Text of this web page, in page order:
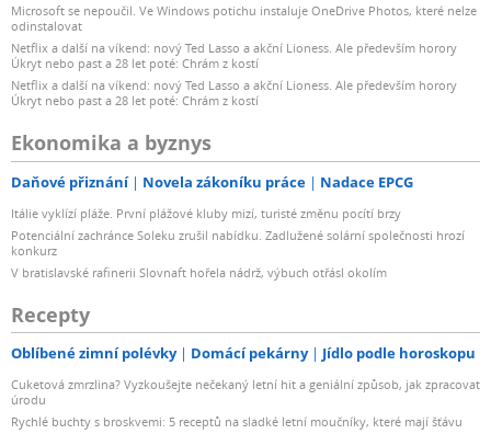
Microsoft se nepoučil. Ve Windows potichu instaluje OneDrive Photos, které nelze
odinstalovat
Netflix a další na víkend: nový Ted Lasso a akční Lioness. Ale především horory
Úkryt nebo past a 28 let poté: Chrám z kostí
Netflix a další na víkend: nový Ted Lasso a akční Lioness. Ale především horory
Úkryt nebo past a 28 let poté: Chrám z kostí
Ekonomika a byznys
Daňové přiznání Novela zákoníku práce Nadace EPCG
Itálie vyklízí pláže. První plážové kluby mizí, turisté změnu pocítí brzy
Potenciální zachránce Soleku zrušil nabídku. Zadlužené solární společnosti hrozí
konkurz
V bratislavské rafinerii Slovnaft hořela nádrž, výbuch otřásl okolím
Recepty
Oblíbené zimní polévky Domácí pekárny Jídlo podle horoskopu
Cuketová zmrzlina? Vyzkoušejte nečekaný letní hit a geniální způsob, jak zpracovat
úrodu
Rychlé buchty s broskvemi: 5 receptů na sladké letní moučníky, které mají šťávu